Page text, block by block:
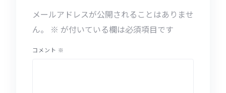
メールアドレスが公開されることはありませ
ん。
※ が付いている欄は必須項目です
コメント ※